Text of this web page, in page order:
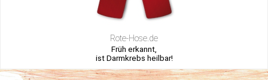
Rote-Hose.de
Früh erkannt,
ist Darmkrebs heilbar!